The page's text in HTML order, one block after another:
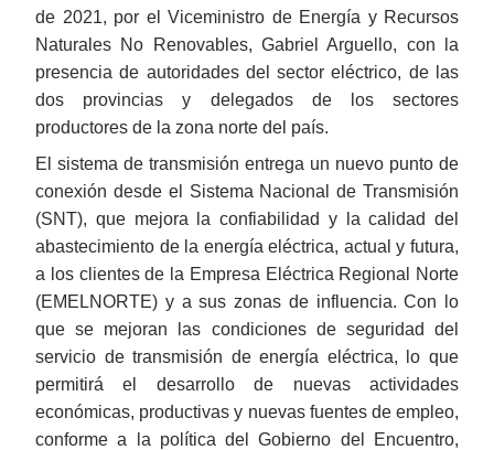
de 2021, por el Viceministro de Energía y Recursos
Naturales No Renovables, Gabriel Arguello, con la
presencia de autoridades del sector eléctrico, de las
dos provincias y delegados de los sectores
productores de la zona norte del país.
El sistema de transmisión entrega un nuevo punto de
conexión desde el Sistema Nacional de Transmisión
(SNT), que mejora la confiabilidad y la calidad del
abastecimiento de la energía eléctrica, actual y futura,
a los clientes de la Empresa Eléctrica Regional Norte
(EMELNORTE) y a sus zonas de influencia. Con lo
que se mejoran las condiciones de seguridad del
servicio de transmisión de energía eléctrica, lo que
permitirá el desarrollo de nuevas actividades
económicas, productivas y nuevas fuentes de empleo,
conforme a la política del Gobierno del Encuentro,